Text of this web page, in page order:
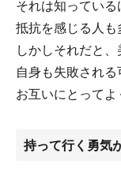
それは知ってい
抵抗を感じる人も
しかしそれだと
自身も失敗される
お互いにとってよ
持って行く勇気